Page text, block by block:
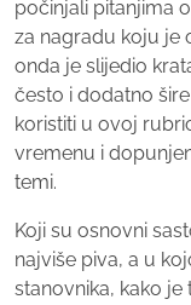
počinjali pitanjima
za nagradu koju je
onda je slijedio
često i dodatno
koristiti u ovoj
vremenu i
temi.
Koji su osnovni
najviše piva, a u
stanovnika, kako je